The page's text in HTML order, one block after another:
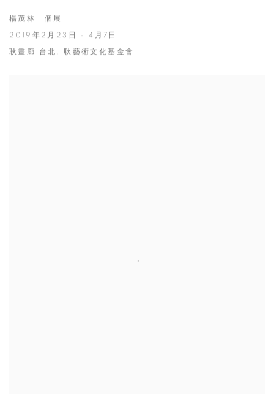
楊茂林 個展
2019年2月23日 - 4月7日
耿畫廊 台北, 耿藝術文化基金會